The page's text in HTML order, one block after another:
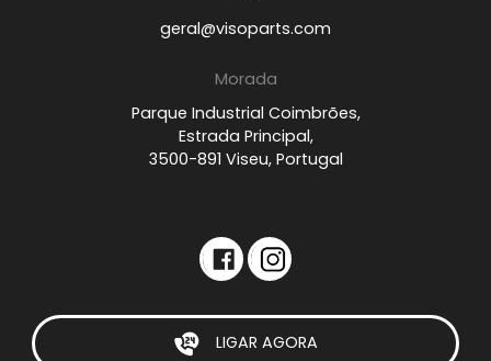
geral@visoparts.com
Morada
Parque Industrial Coimbrões,
Estrada Principal,
3500-891 Viseu, Portugal
LIGAR AGORA